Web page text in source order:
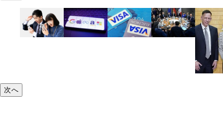
次へ